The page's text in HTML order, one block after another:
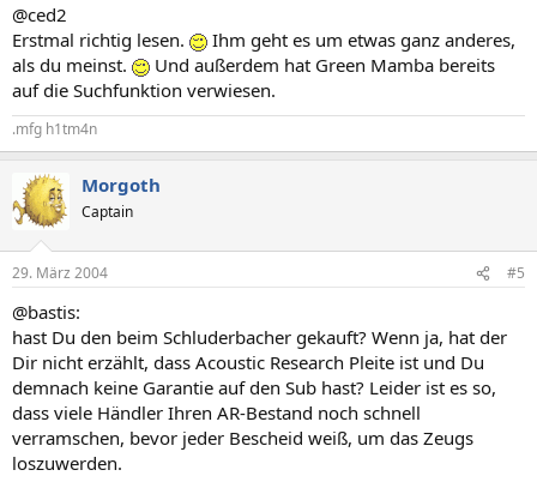
@ced2
Erstmal richtig lesen.
Ihm geht es um etwas ganz anderes,
als du meinst.
Und außerdem hat Green Mamba bereits
auf die Suchfunktion verwiesen.
.mfg h1tm4n
Morgoth
Captain
29. März 2004 #5
@bastis:
hast Du den beim Schluderbacher gekauft? Wenn ja, hat der
Dir nicht erzählt, dass Acoustic Research Pleite ist und Du
demnach keine Garantie auf den Sub hast? Leider ist es so,
dass viele Händler Ihren AR-Bestand noch schnell
verramschen, bevor jeder Bescheid weiß, um das Zeugs
loszuwerden.